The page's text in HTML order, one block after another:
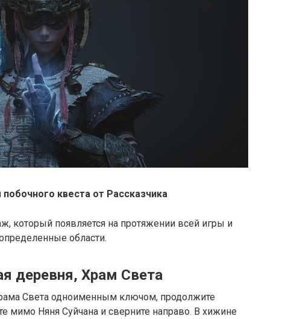
квеста от Рассказчика
который появляется на протяжении всей игры и
области.
деревня, Храм Света
Света одноименным ключом, продолжите
мимо Няня Суйчана и сверните направо. В хижине